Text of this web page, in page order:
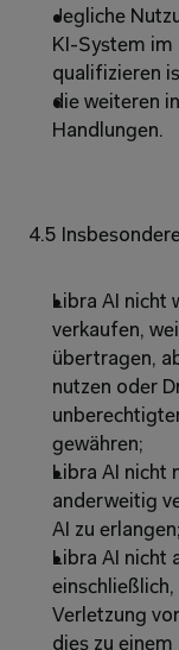
Jegliche
KI-System im
qualifizieren
die weiteren
Handlungen.
4.5
Libra AI nicht
verkaufen,
übertragen,
nutzen oder
gewähren;
Libra AI nicht
anderweitig
AI zu erlangen;
Libra AI nicht
Verletzung
dies zu